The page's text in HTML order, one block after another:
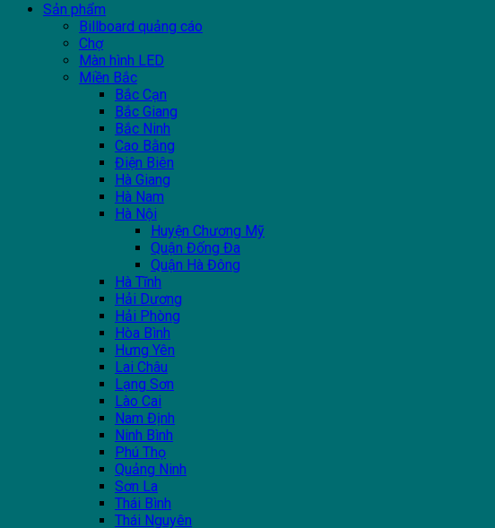
Sản phẩm
Billboard quảng cáo
Chợ
Màn hình LED
Miền Bắc
Bắc Cạn
Bắc Giang
Bắc Ninh
Cao Bằng
Điện Biên
Hà Giang
Hà Nam
Hà Nội
Huyện Chương Mỹ
Quận Đống Đa
Quận Hà Đông
Hà Tĩnh
Hải Dương
Hải Phòng
Hòa Bình
Hưng Yên
Lai Châu
Lạng Sơn
Lào Cai
Nam Định
Ninh Bình
Phú Thọ
Quảng Ninh
Sơn La
Thái Bình
Thái Nguyên